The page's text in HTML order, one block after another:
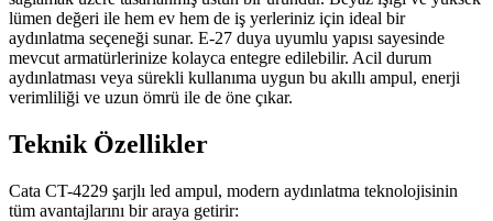
lümen değeri ile hem ev hem de iş yerleriniz için ideal bir
aydınlatma seçeneği sunar. E-27 duya uyumlu yapısı sayesinde
mevcut armatürlerinize kolayca entegre edilebilir. Acil durum
aydınlatması veya sürekli kullanıma uygun bu akıllı ampul, enerji
verimliliği ve uzun ömrü ile de öne çıkar.
Teknik Özellikler
Cata CT-4229 şarjlı led ampul, modern aydınlatma teknolojisinin
tüm avantajlarını bir araya getirir: